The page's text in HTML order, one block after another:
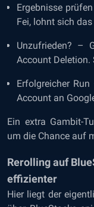
Ergebnisse
Fei, lohnt sich
Unzufrieden? –
Account Deletion.
Erfolgreicher
Account an
Ein extra Gambit-
um die Chance auf
Rerolling auf
effizienter
Hier liegt der